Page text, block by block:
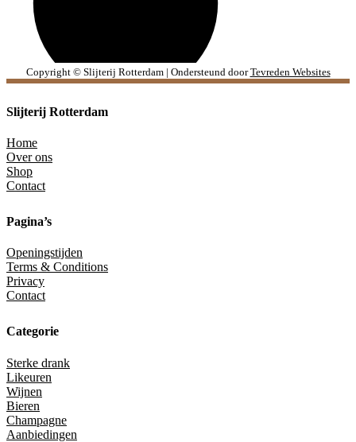
Copyright © Slijterij Rotterdam | Ondersteund doorTevreden Websites
Slijterij Rotterdam
Home
Over ons
Shop
Contact
Pagina’s
Openingstijden
Terms & Conditions
Privacy
Contact
Categorie
Sterke drank
Likeuren
Wijnen
Bieren
Champagne
Aanbiedingen